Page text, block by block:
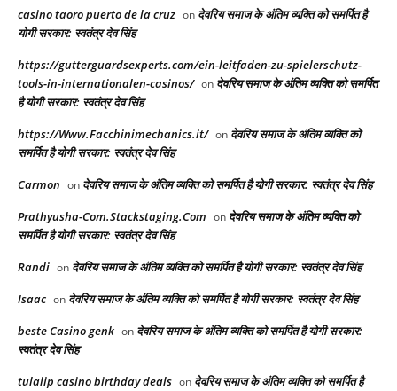
casino taoro puerto de la cruz on देवरिय समाज के अंतिम व्यक्ति को समर्पित है
योगी सरकार: स्वतंत्र देव सिंह
https://gutterguardsexperts.com/ein-leitfaden-zu-spielerschutz-
tools-in-internationalen-casinos/ on देवरिय समाज के अंतिम व्यक्ति को समर्पित
है योगी सरकार: स्वतंत्र देव सिंह
https://Www.Facchinimechanics.it/ on देवरिय समाज के अंतिम व्यक्ति को
समर्पित है योगी सरकार: स्वतंत्र देव सिंह
Carmon on देवरिय समाज के अंतिम व्यक्ति को समर्पित है योगी सरकार: स्वतंत्र देव सिंह
Prathyusha-Com.Stackstaging.Com on देवरिय समाज के अंतिम व्यक्ति को
समर्पित है योगी सरकार: स्वतंत्र देव सिंह
Randi on देवरिय समाज के अंतिम व्यक्ति को समर्पित है योगी सरकार: स्वतंत्र देव सिंह
Isaac on देवरिय समाज के अंतिम व्यक्ति को समर्पित है योगी सरकार: स्वतंत्र देव सिंह
beste Casino genk on देवरिय समाज के अंतिम व्यक्ति को समर्पित है योगी सरकार:
स्वतंत्र देव सिंह
tulalip casino birthday deals on देवरिय समाज के अंतिम व्यक्ति को समर्पित है